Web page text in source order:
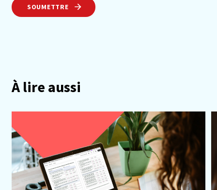
SOUMETTRE
À lire aussi